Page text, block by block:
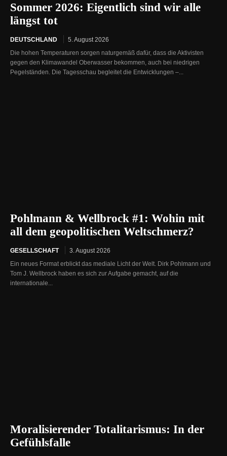
Sommer 2026: Eigentlich sind wir alle
längst tot
DEUTSCHLAND
5. August 2026
Die hohen Temperaturen sorgen naturgemäß dafür, dass die Aktivisten
gegen den Klimawandel Oberwasser bekommen, auch bei niedrigen
Pegelständen. Die Tagesschau begleitet die Entwicklungen –...
Pohlmann & Wellbrock #1: Wohin mit
all dem geopolitischen Weltschmerz?
GESELLSCHAFT
3. August 2026
Ein neues Format erblickt das mediale Licht der Welt. Dirk Pohlmann und
Tom J. Wellbrock haben es sich zur Aufgabe gemacht, auf die
internationale...
Moralisierender Totalitarismus: In der
Gefühlsfalle